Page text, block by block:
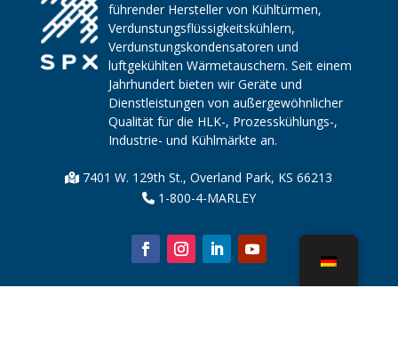
führender Hersteller von Kühltürmen,
Verdunstungsflüssigkeitskühlern,
Verdunstungskondensatoren und
luftgekühlten Wärmetauschern. Seit einem
Jahrhundert bieten wir Geräte und
Dienstleistungen von außergewöhnlicher
Qualität für die HLK-, Prozesskühlungs-,
Industrie- und Kühlmärkte an.
7401 W. 129th St., Overland Park, KS 66213
1-800-4-MARLEY